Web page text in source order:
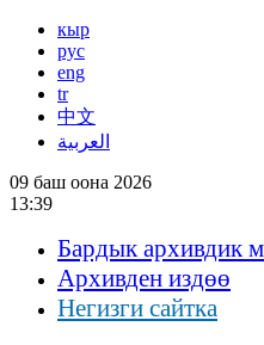
кыр
рус
eng
tr
中文
العربية
09 баш оона 2026
13:39
Бардык архивдик
Архивден издөө
Негизги сайтка